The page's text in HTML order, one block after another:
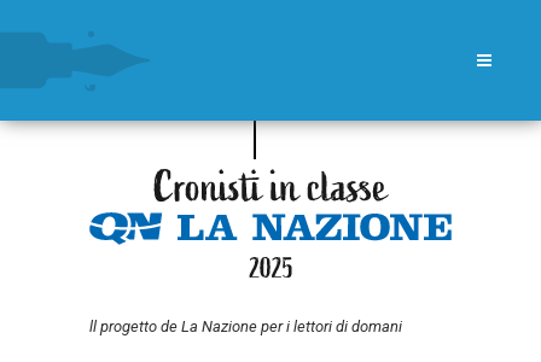
ll progetto de La Nazione per i lettori di domani